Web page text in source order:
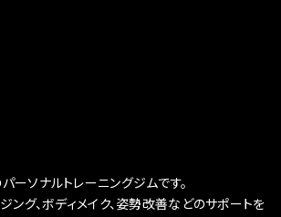
ーソナルトレーニングジムです。
ング、ボディメイク、姿勢改善などのサポートを